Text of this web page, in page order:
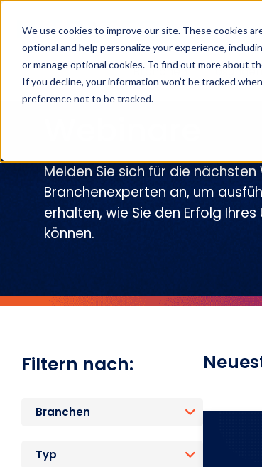
We use cookies to improve our site. These cookies
optional and help personalize your experience,
or manage optional cookies. To find out more about
If you decline, your information won’t be tracked
preference not to be tracked.
Branchen Lösungen
Melden Sie sich für die
Branchenexperten an, um
erhalten, wie Sie den Erfolg
können.
Filtern nach:
Branchen
Typ